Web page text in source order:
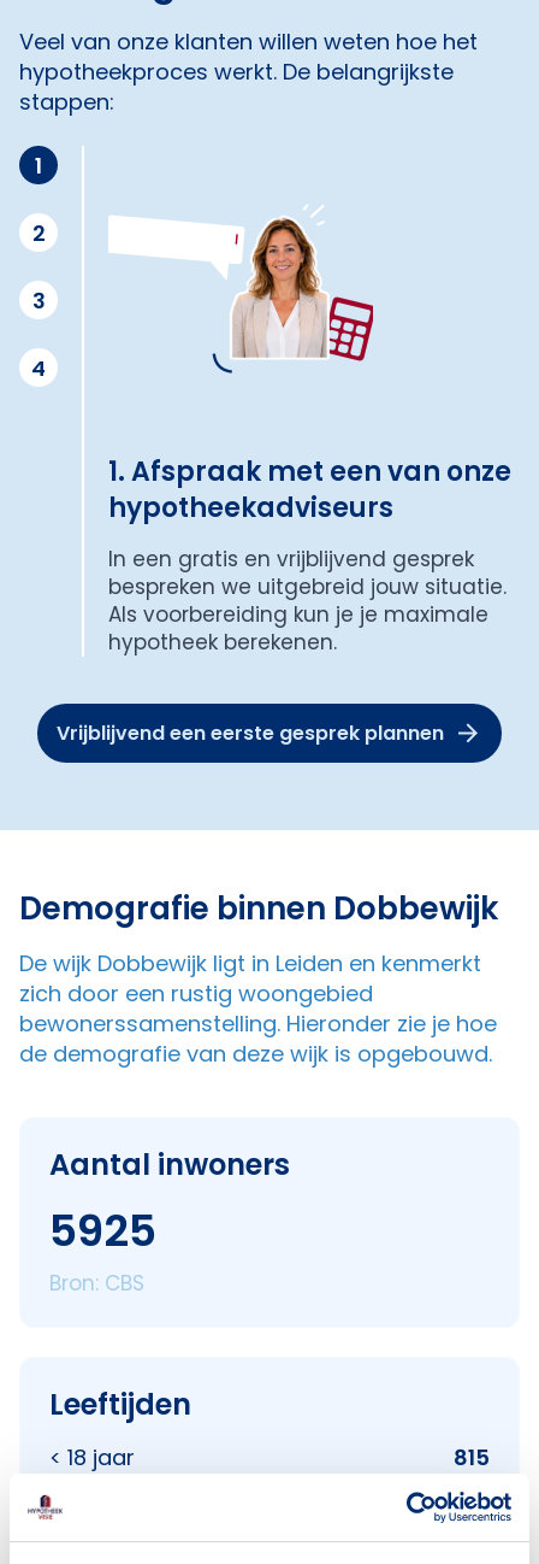
Veel van onze klanten willen weten hoe het
hypotheekproces werkt. De belangrijkste
stappen:
1
2
3
4
1. Afspraak met een van onze
hypotheekadviseurs
In een gratis en vrijblijvend gesprek
bespreken we uitgebreid jouw situatie.
Als voorbereiding kun je je maximale
hypotheek berekenen.
Vrijblijvend een eerste gesprek plannen
Demografie binnen Dobbewijk
De wijk Dobbewijk ligt in Leiden en kenmerkt
zich door een rustig woongebied
bewonerssamenstelling. Hieronder zie je hoe
de demografie van deze wijk is opgebouwd.
Aantal inwoners
5925
Bron: CBS
Leeftijden
< 18 jaar
815
18–25 jaar
654
25–45 jaar
1346